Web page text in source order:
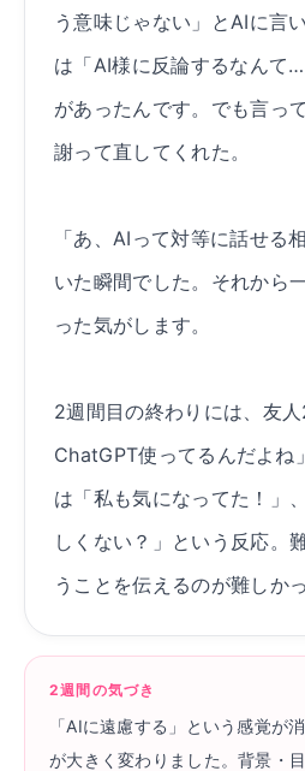
う意味じゃない」とAIに言
は「AI様に反論するなんて
があったんです。でも言っ
謝って直してくれた。
「あ、AIって対等に話せる
いた瞬間でした。それから
った気がします。
2週間目の終わりには、友
ChatGPT使ってるんだよね
は「私も気になってた！」
しくない？」という反応。
うことを伝えるのが難しかっ
2週間の気づき
「AIに遠慮する」という感覚が
が大きく変わりました。背景・